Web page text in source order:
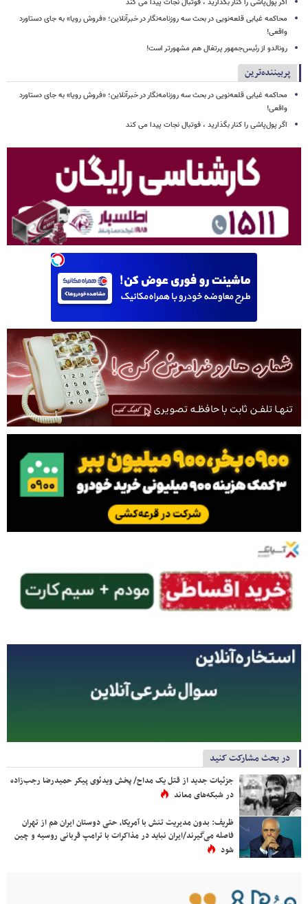
اگر پول‌پاشی را کنار بگذارید ، فوتبال نجات پیدا می کند
محاکمه غیابی قلعه‌نویی در بحث سه روزنامه‌نگار در خبرآنلاین؛ «فروش رویا» به جای دستاورد
واقعی!
رونالدو از رئیس‌جمهور پرتغال هم مشهورتر است!
پربیننده‌ترین
محاکمه غیابی قلعه‌نویی در بحث سه روزنامه‌نگار در خبرآنلاین؛ «فروش رویا» به جای دستاورد
واقعی!
اگر پول‌پاشی را کنار بگذارید ، فوتبال نجات پیدا می کند
در بحث مشارکت کنید
جزئیات جدید از قتل یک مداح/ پخش ویدئوی پیکر حمیدرضا رجب‌زاده
در شبکه‌های معاند
ظریف: بدون مدیریت تنش با آمریکا، حتی دوستان ایران هم از تهران
فاصله می‌گیرند/ایران نباید در مذاکرات با ترامپ قربانی روسیه و چین
شود